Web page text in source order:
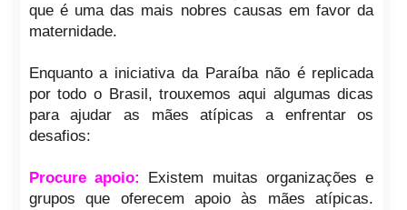
que é uma das mais nobres causas em favor da
maternidade.
Enquanto a iniciativa da Paraíba não é replicada
por todo o Brasil, trouxemos aqui algumas dicas
para ajudar as mães atípicas a enfrentar os
desafios:
Procure apoio:
Existem muitas organizações e
grupos que oferecem apoio às mães atípicas.